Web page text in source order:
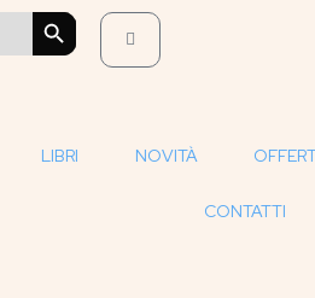
SEARCH BUTTON
LIBRI NOVITÀ
CONTATTI